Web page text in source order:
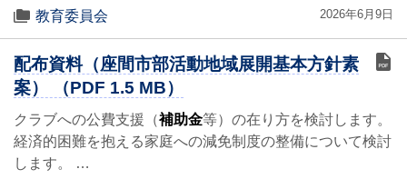
教育委員会
2026年6月9日
配布資料（座間市部活動地域展開基本方針素
案） （PDF 1.5 MB）
クラブへの公費支援（補助金等）の在り方を検討します。
経済的困難を抱える家庭への減免制度の整備について検討
します。 …